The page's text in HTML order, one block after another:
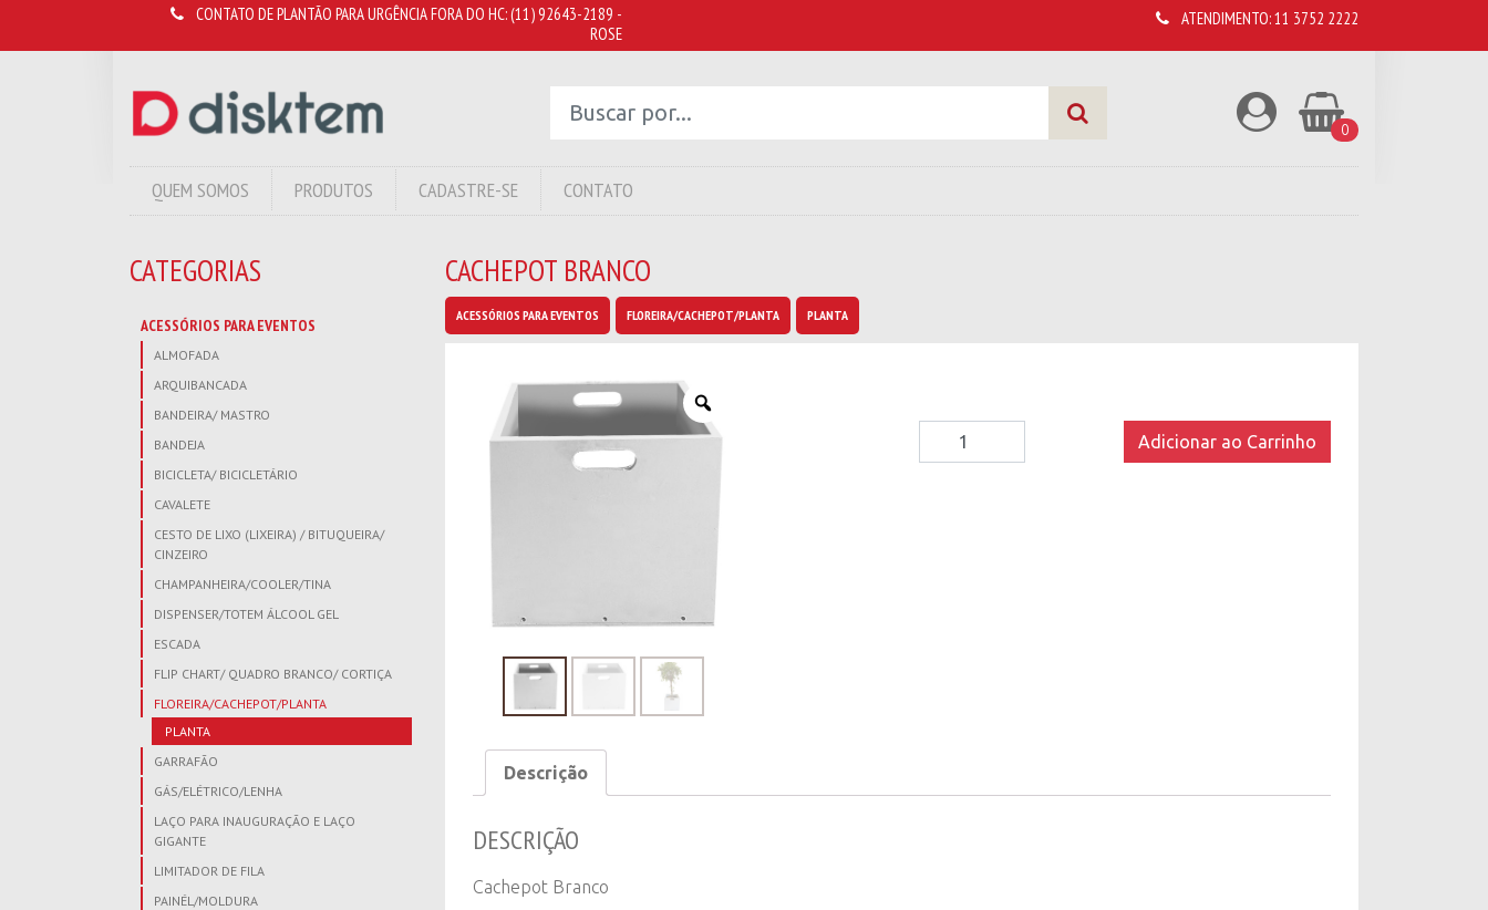
CONTATO DE PLANTÃO PARA URGÊNCIA FORA DO HC:(11) 92643-2189 -
ROSE
ATENDIMENTO:11 3752 2222
0
QUEM SOMOS PRODUTOS CADASTRE-SE CONTATO
CATEGORIAS
ACESSÓRIOS PARA EVENTOS
ALMOFADA
ARQUIBANCADA
BANDEIRA/ MASTRO
BANDEJA
BICICLETA/ BICICLETÁRIO
CAVALETE
CESTO DE LIXO (LIXEIRA) / BITUQUEIRA/
CINZEIRO
CHAMPANHEIRA/COOLER/TINA
DISPENSER/TOTEM ÁLCOOL GEL
ESCADA
FLIP CHART/ QUADRO BRANCO/ CORTIÇA
FLOREIRA/CACHEPOT/PLANTA
PLANTA
GARRAFÃO
GÁS/ELÉTRICO/LENHA
LAÇO PARA INAUGURAÇÃO E LAÇO
GIGANTE
LIMITADOR DE FILA
PAINÉL/MOLDURA
CACHEPOT BRANCO
ACESSÓRIOS PARA EVENTOS FLOREIRA/CACHEPOT/PLANTA PLANTA
Cachepot Branco
quantity
Adicionar ao Carrinho
Descrição
DESCRIÇÃO
Cachepot Branco